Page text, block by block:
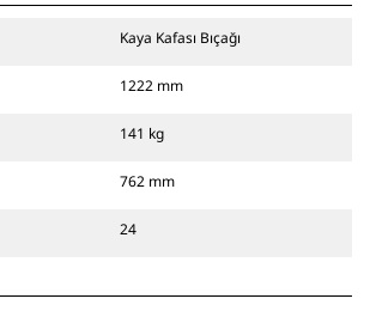
Kaya Kafası Bıçağı
1222 mm
141 kg
762 mm
24